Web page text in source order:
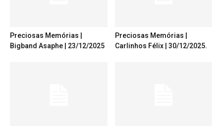
Preciosas Memórias |
Bigband Asaphe | 23/12/2025
Preciosas Memórias |
Carlinhos Félix | 30/12/2025.